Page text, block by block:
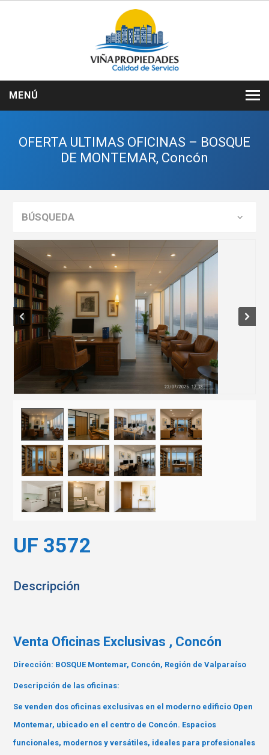
MENÚ
NOSOTROS
CONTACTO
OFERTA ULTIMAS OFICINAS – BOSQUE
DE MONTEMAR, Concón
BÚSQUEDA
Prev
UF 3572
Descripción
Venta Oficinas Exclusivas , Concón
Dirección: BOSQUE Montemar, Concón, Región de Valparaíso
Descripción de las oficinas:
Se venden dos oficinas exclusivas en el moderno edificio Open
Montemar, ubicado en el centro de Concón. Espacios
funcionales, modernos y versátiles, ideales para profesionales